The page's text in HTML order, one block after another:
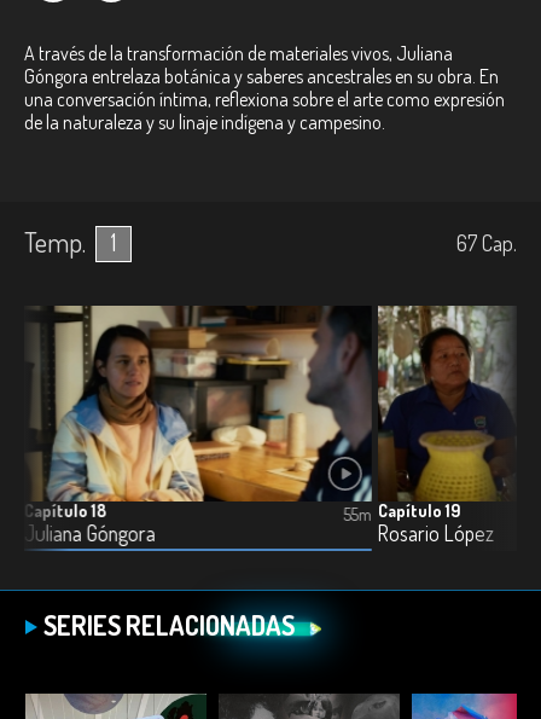
A través de la transformación de materiales vivos, Juliana
Góngora entrelaza botánica y saberes ancestrales en su obra. En
una conversación íntima, reflexiona sobre el arte como expresión
de la naturaleza y su linaje indígena y campesino.
Temp. 1 67Cap.
Capítulo 18
Juliana Góngora
55m Capítulo 19
Rosario López
SERIES RELACIONADAS